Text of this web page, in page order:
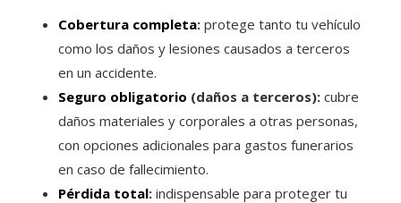
Cobertura completa: protege tanto tu vehículo
como los daños y lesiones causados a terceros
en un accidente.
Seguro obligatorio (daños a terceros): cubre
daños materiales y corporales a otras personas,
con opciones adicionales para gastos funerarios
en caso de fallecimiento.
Pérdida total: indispensable para proteger tu